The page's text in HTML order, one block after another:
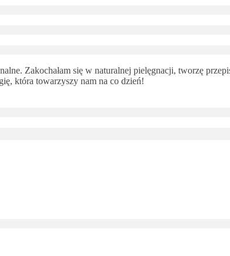
Zakochałam się w naturalnej pielęgnacji, tworzę
która towarzyszy nam na co dzień!